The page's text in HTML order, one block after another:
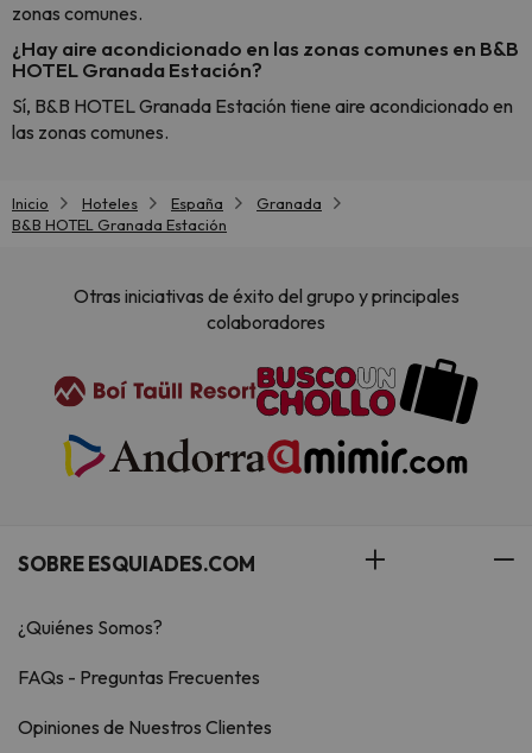
zonas comunes.
¿Hay aire acondicionado en las zonas comunes en B&B
HOTEL Granada Estación?
Sí, B&B HOTEL Granada Estación tiene aire acondicionado en
las zonas comunes.
Inicio Hoteles España
Granada
B&B HOTEL Granada Estación
Otras iniciativas de éxito del grupo y principales
colaboradores
SOBRE ESQUIADES.COM
¿Quiénes Somos?
FAQs - Preguntas Frecuentes
Opiniones de Nuestros Clientes